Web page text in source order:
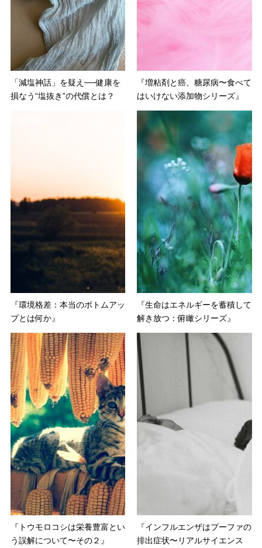
「減塩神話」を疑え──健康を
損なう“塩抜き”の代償とは？
『増粘剤と癌、糖尿病〜食べて
はいけない添加物シリーズ』
『環境格差：本当のボトムアッ
プとは何か』
『生命はエネルギーを蓄積して
解き放つ：俯瞰シリーズ』
『トウモロコシは栄養豊富とい
う誤解について〜その２』
『インフルエンザはプーファの
排出症状〜リアルサイエンス